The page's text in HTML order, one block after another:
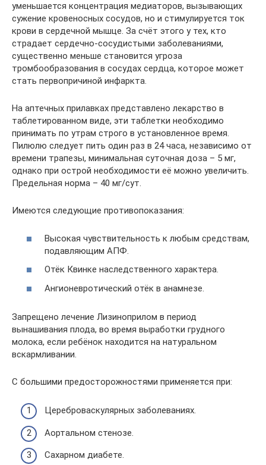
уменьшается концентрация медиаторов, вызывающих
сужение кровеносных сосудов, но и стимулируется ток
крови в сердечной мышце. За счёт этого у тех, кто
страдает сердечно-сосудистыми заболеваниями,
существенно меньше становится угроза
тромбообразования в сосудах сердца, которое может
стать первопричиной инфаркта.
На аптечных прилавках представлено лекарство в
таблетированном виде, эти таблетки необходимо
принимать по утрам строго в установленное время.
Пилюлю следует пить один раз в 24 часа, независимо от
времени трапезы, минимальная суточная доза – 5 мг,
однако при острой необходимости её можно увеличить.
Предельная норма – 40 мг/сут.
Имеются следующие противопоказания:
Высокая чувствительность к любым средствам,
подавляющим АПФ.
Отёк Квинке наследственного характера.
Ангионевротический отёк в анамнезе.
Запрещено лечение Лизиноприлом в период
вынашивания плода, во время выработки грудного
молока, если ребёнок находится на натуральном
вскармливании.
С большими предосторожностями применяется при:
Цереброваскулярных заболеваниях.
Аортальном стенозе.
Сахарном диабете.